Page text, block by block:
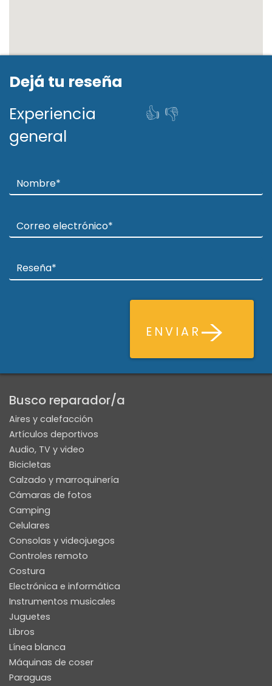
Dejá tu reseña
Experiencia
general
👍 👎
ENVIAR
Busco reparador/a
Aires y calefacción
Artículos deportivos
Audio, TV y video
Bicicletas
Calzado y marroquinería
Cámaras de fotos
Camping
Celulares
Consolas y videojuegos
Controles remoto
Costura
Electrónica e informática
Instrumentos musicales
Juguetes
Libros
Línea blanca
Máquinas de coser
Paraguas